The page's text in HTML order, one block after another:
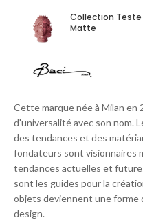
Collection Teste
Matte
Cette marque née à Milan en
d'universalité avec son nom.
des tendances et des
fondateurs sont visionnaires
tendances actuelles et
sont les guides pour la
objets deviennent une forme
design.